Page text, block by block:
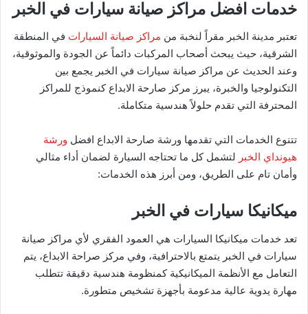
خدمات افضل مراكز صيانة سيارات في الخبر
تعتبر مدينة الخبر مقراً لنخبة من مراكز صيانة السيارات في المنطقة
الشرقية، حيث يبحث أصحاب المركبات دائماً عن الجودة والموثوقية،
وعند الحديث عن مراكز صيانة سيارات في الخبر يجمع بين
التكنولوجيا والخبرة، يبرز مركز صارحة الابداع كنموذج للمراكز
المحترفة التي تقدم حلولاً هندسية متكاملة.
تتنوع الخدمات التي تقدمها ورشة صارحة الابداع افضل ورشة
هيونداي الخبر لتشمل كل ما تحتاجه السيارة لضمان أداء مثالي
وأمان تام على الطريق، ومن أبرز هذه الخدمات:
ميكانيكا سيارات في الخبر
تعد خدمات ميكانيكا السيارات هي العمود الفقري لأي مراكز صيانة
سيارات في الخبر يتمتع بالاحترافية، وفي مركز صراحة الابداع، يتم
التعامل مع الأنظمة الميكانيكية كمنظومة هندسية دقيقة تتطلب
مهارة يدوية عالية مدعومة بأجهزة تشخيص متطورة.